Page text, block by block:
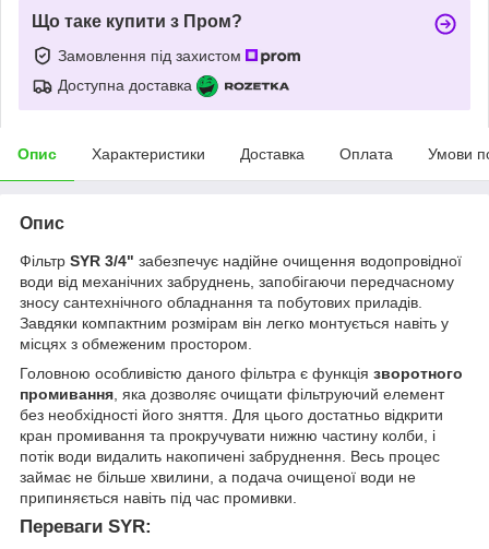
Що таке купити з Пром?
Замовлення під захистом
Доступна доставка
Опис Характеристики Доставка Оплата Умови
Опис
Фільтр SYR 3/4" забезпечує надійне очищення водопровідної
води від механічних забруднень, запобігаючи передчасному
зносу сантехнічного обладнання та побутових приладів.
Завдяки компактним розмірам він легко монтується навіть у
місцях з обмеженим простором.
Головною особливістю даного фільтра є функція зворотного
промивання , яка дозволяє очищати фільтруючий елемент
без необхідності його зняття. Для цього достатньо відкрити
кран промивання та прокручувати нижню частину колби, і
потік води видалить накопичені забруднення. Весь процес
займає не більше хвилини, а подача очищеної води не
припиняється навіть під час промивки.
Переваги SYR: